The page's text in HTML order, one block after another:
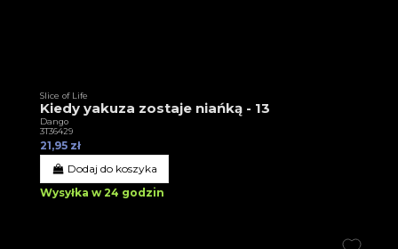
Slice of Life
Kiedy yakuza zostaje niańką - 13
Dango
3T36429
21,95 zł
Dodaj do koszyka
Wysyłka w 24 godzin